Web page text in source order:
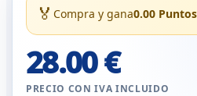
🏅 Compra y gana0.00
28.00 €
PRECIO CON IVA INCLUIDO